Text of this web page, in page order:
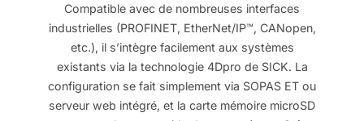
Compatible avec de nombreuses interfaces
industrielles (PROFINET, EtherNet/IP™, CANopen,
etc.), il s’intègre facilement aux systèmes
existants via la technologie 4Dpro de SICK. La
configuration se fait simplement via SOPAS ET ou
serveur web intégré, et la carte mémoire microSD